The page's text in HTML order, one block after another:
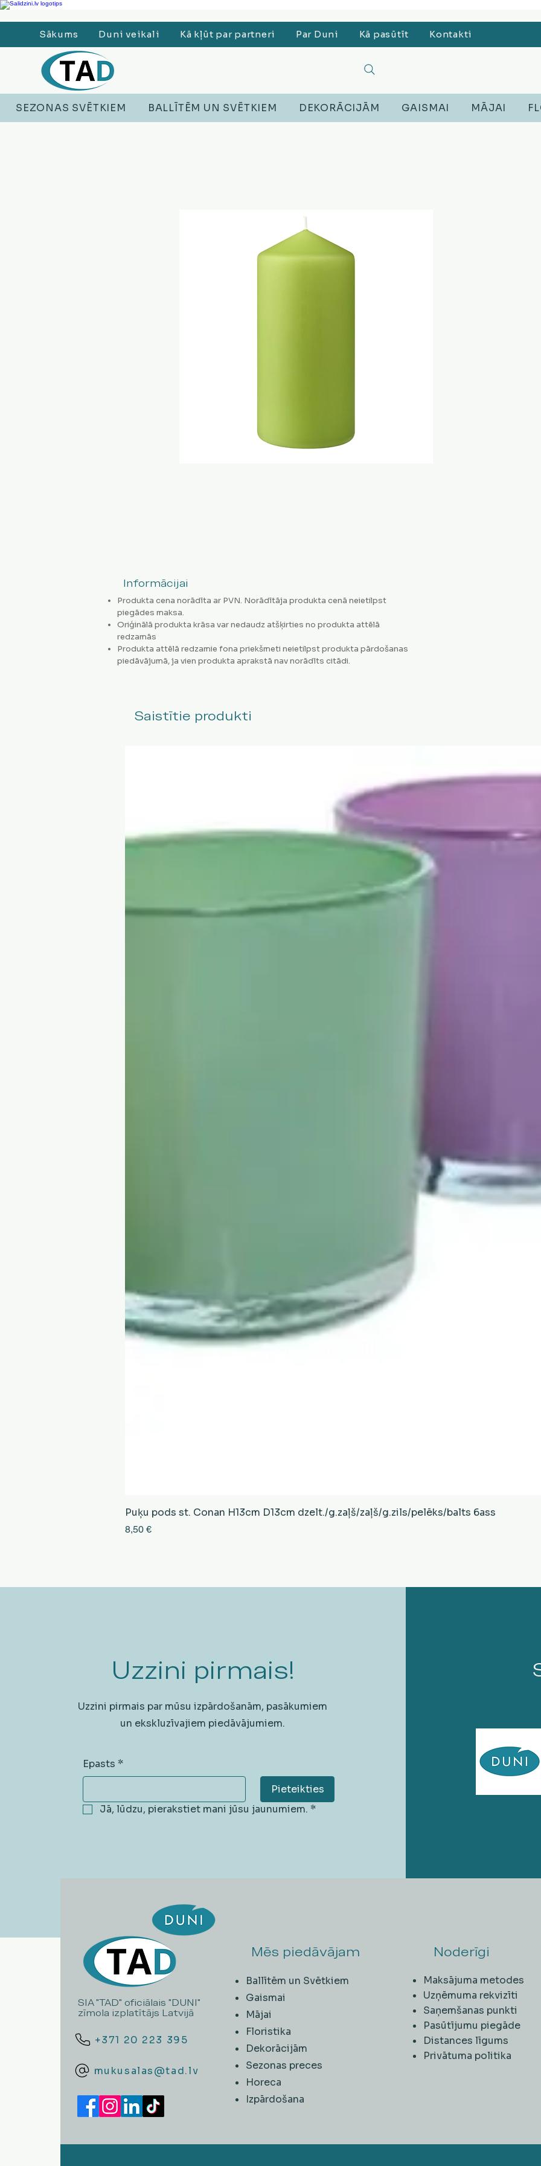
Ledusskapji, Sadzīves tehnika, Smaržas, Operatīvā atmiņa, Putekļu sūcēji, Lego, Austiņas
Sākums Duni veikali Kā kļūt par partneri Par Duni Kā pasūtīt Kontakti
SEZONAS SVĒTKIEM BALLĪTĒM UN SVĒTKIEM DEKORĀCIJĀM GAISMAI MĀJAI
Informācijai
Produkta cena norādīta ar PVN. Norādītāja produkta cenā neietilpst
piegādes maksa.
Oriģinālā produkta krāsa var nedaudz atšķirties no produkta attēlā
redzamās
Produkta attēlā redzamie fona priekšmeti neietilpst produkta pārdošanas
piedāvājumā, ja vien produkta aprakstā nav norādīts citādi.
Saistītie produkti
Ātrais skats
Puķu pods st. Conan H13cm D13cm dzelt./g.zaļš/zaļš/g.zils/pelēks/balts 6ass
Cena
8,50 €
Uzzini pirmais!
Uzzini pirmais par mūsu izpārdošanām, pasākumiem
un ekskluzīvajiem piedāvājumiem.
Epasts *
Pieteikties
Jā, lūdzu, pierakstiet mani jūsu jaunumiem. *
SIA "TAD" oficiālais "DUNI"
zīmola izplatītājs Latvijā
+371 20 223 395
mukusalas@tad.lv
Mēs piedāvājam
Ballītēm un Svētkiem
Gaismai
Mājai
Floristika
Dekorācijām
Sezonas preces
Horeca
​Izpārdošana
Noderīgi
Maksājuma metodes
Uzņēmuma rekvizīti
Saņemšanas punkti
Pasūtījumu piegāde
Distances līgums
Privātuma politika